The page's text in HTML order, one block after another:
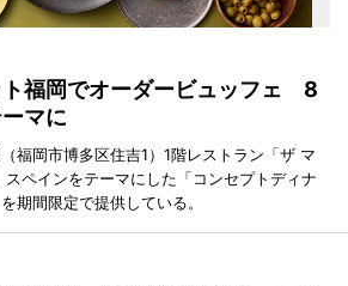
ト福岡でオーダービュッフェ 8
マに
福岡市博多区住吉1）1階レストラン「ザ マ
ペインをテーマにした「コンセプトディナ
期間限定で提供している。